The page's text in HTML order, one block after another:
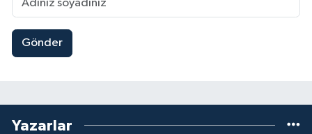
Gönder
Yazarlar